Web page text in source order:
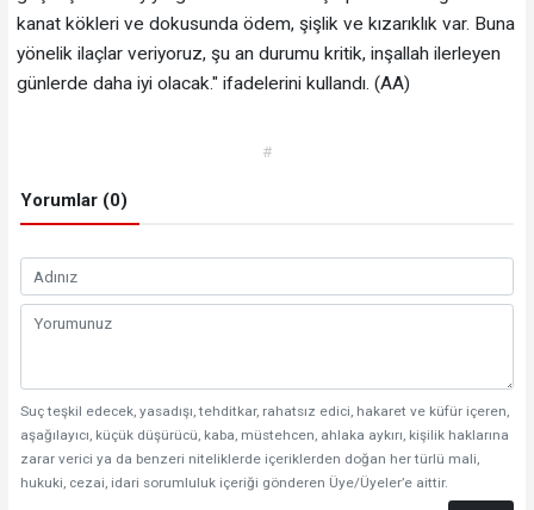
kanat kökleri ve dokusunda ödem, şişlik ve kızarıklık var. Buna
yönelik ilaçlar veriyoruz, şu an durumu kritik, inşallah ilerleyen
günlerde daha iyi olacak." ifadelerini kullandı. (AA)
#
Yorumlar (0)
Suç teşkil edecek, yasadışı, tehditkar, rahatsız edici, hakaret ve küfür içeren,
aşağılayıcı, küçük düşürücü, kaba, müstehcen, ahlaka aykırı, kişilik haklarına
zarar verici ya da benzeri niteliklerde içeriklerden doğan her türlü mali,
hukuki, cezai, idari sorumluluk içeriği gönderen Üye/Üyeler’e aittir.